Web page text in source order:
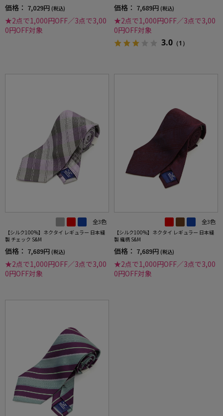
価格： 7,029円 (税込)
★2点で1,000円OFF／3点で3,00
0円OFF対象
価格： 7,689円 (税込)
★2点で1,000円OFF／3点で3,00
0円OFF対象
3.0 （1）
全3色
【シルク100%】ネクタイ レギュラー 日本縫
製 チェック S&M
価格： 7,689円 (税込)
★2点で1,000円OFF／3点で3,00
0円OFF対象
全3色
【シルク100%】ネクタイ レギュラー 日本縫
製 織柄 S&M
価格： 7,689円 (税込)
★2点で1,000円OFF／3点で3,00
0円OFF対象